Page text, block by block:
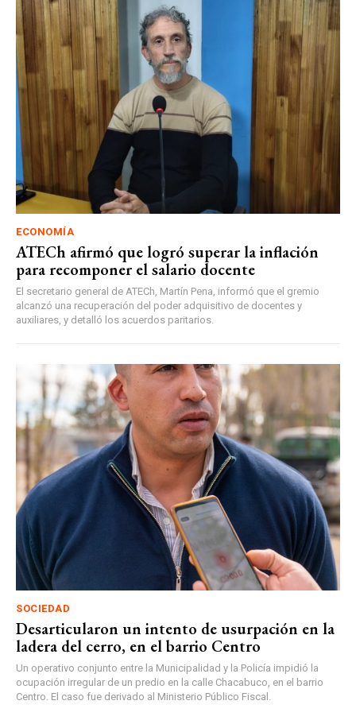
ECONOMÍA
ATECh afirmó que logró superar la inflación
para recomponer el salario docente
El secretario general de ATECh, Martín Pena, informó que el gremio
alcanzó una recuperación del poder adquisitivo de docentes y
auxiliares, y detalló los acuerdos paritarios.
SOCIEDAD
Desarticularon un intento de usurpación en la
ladera del cerro, en el barrio Centro
Un operativo conjunto entre la Municipalidad y la Policía impidió la
ocupación irregular de un predio en la calle Chacabuco, en el barrio
Centro. El caso fue derivado al Ministerio Público Fiscal.